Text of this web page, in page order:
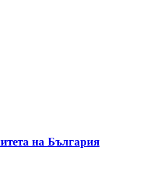
на България